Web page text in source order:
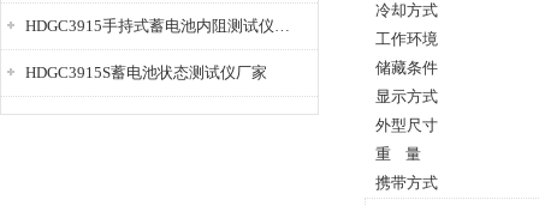
HDGC3915手持式蓄电池内阻测试仪厂家
HDGC3915S蓄电池状态测试仪厂家
冷却方式
工作环境
储藏条件
显示方式
外型尺寸
重 量
携带方式